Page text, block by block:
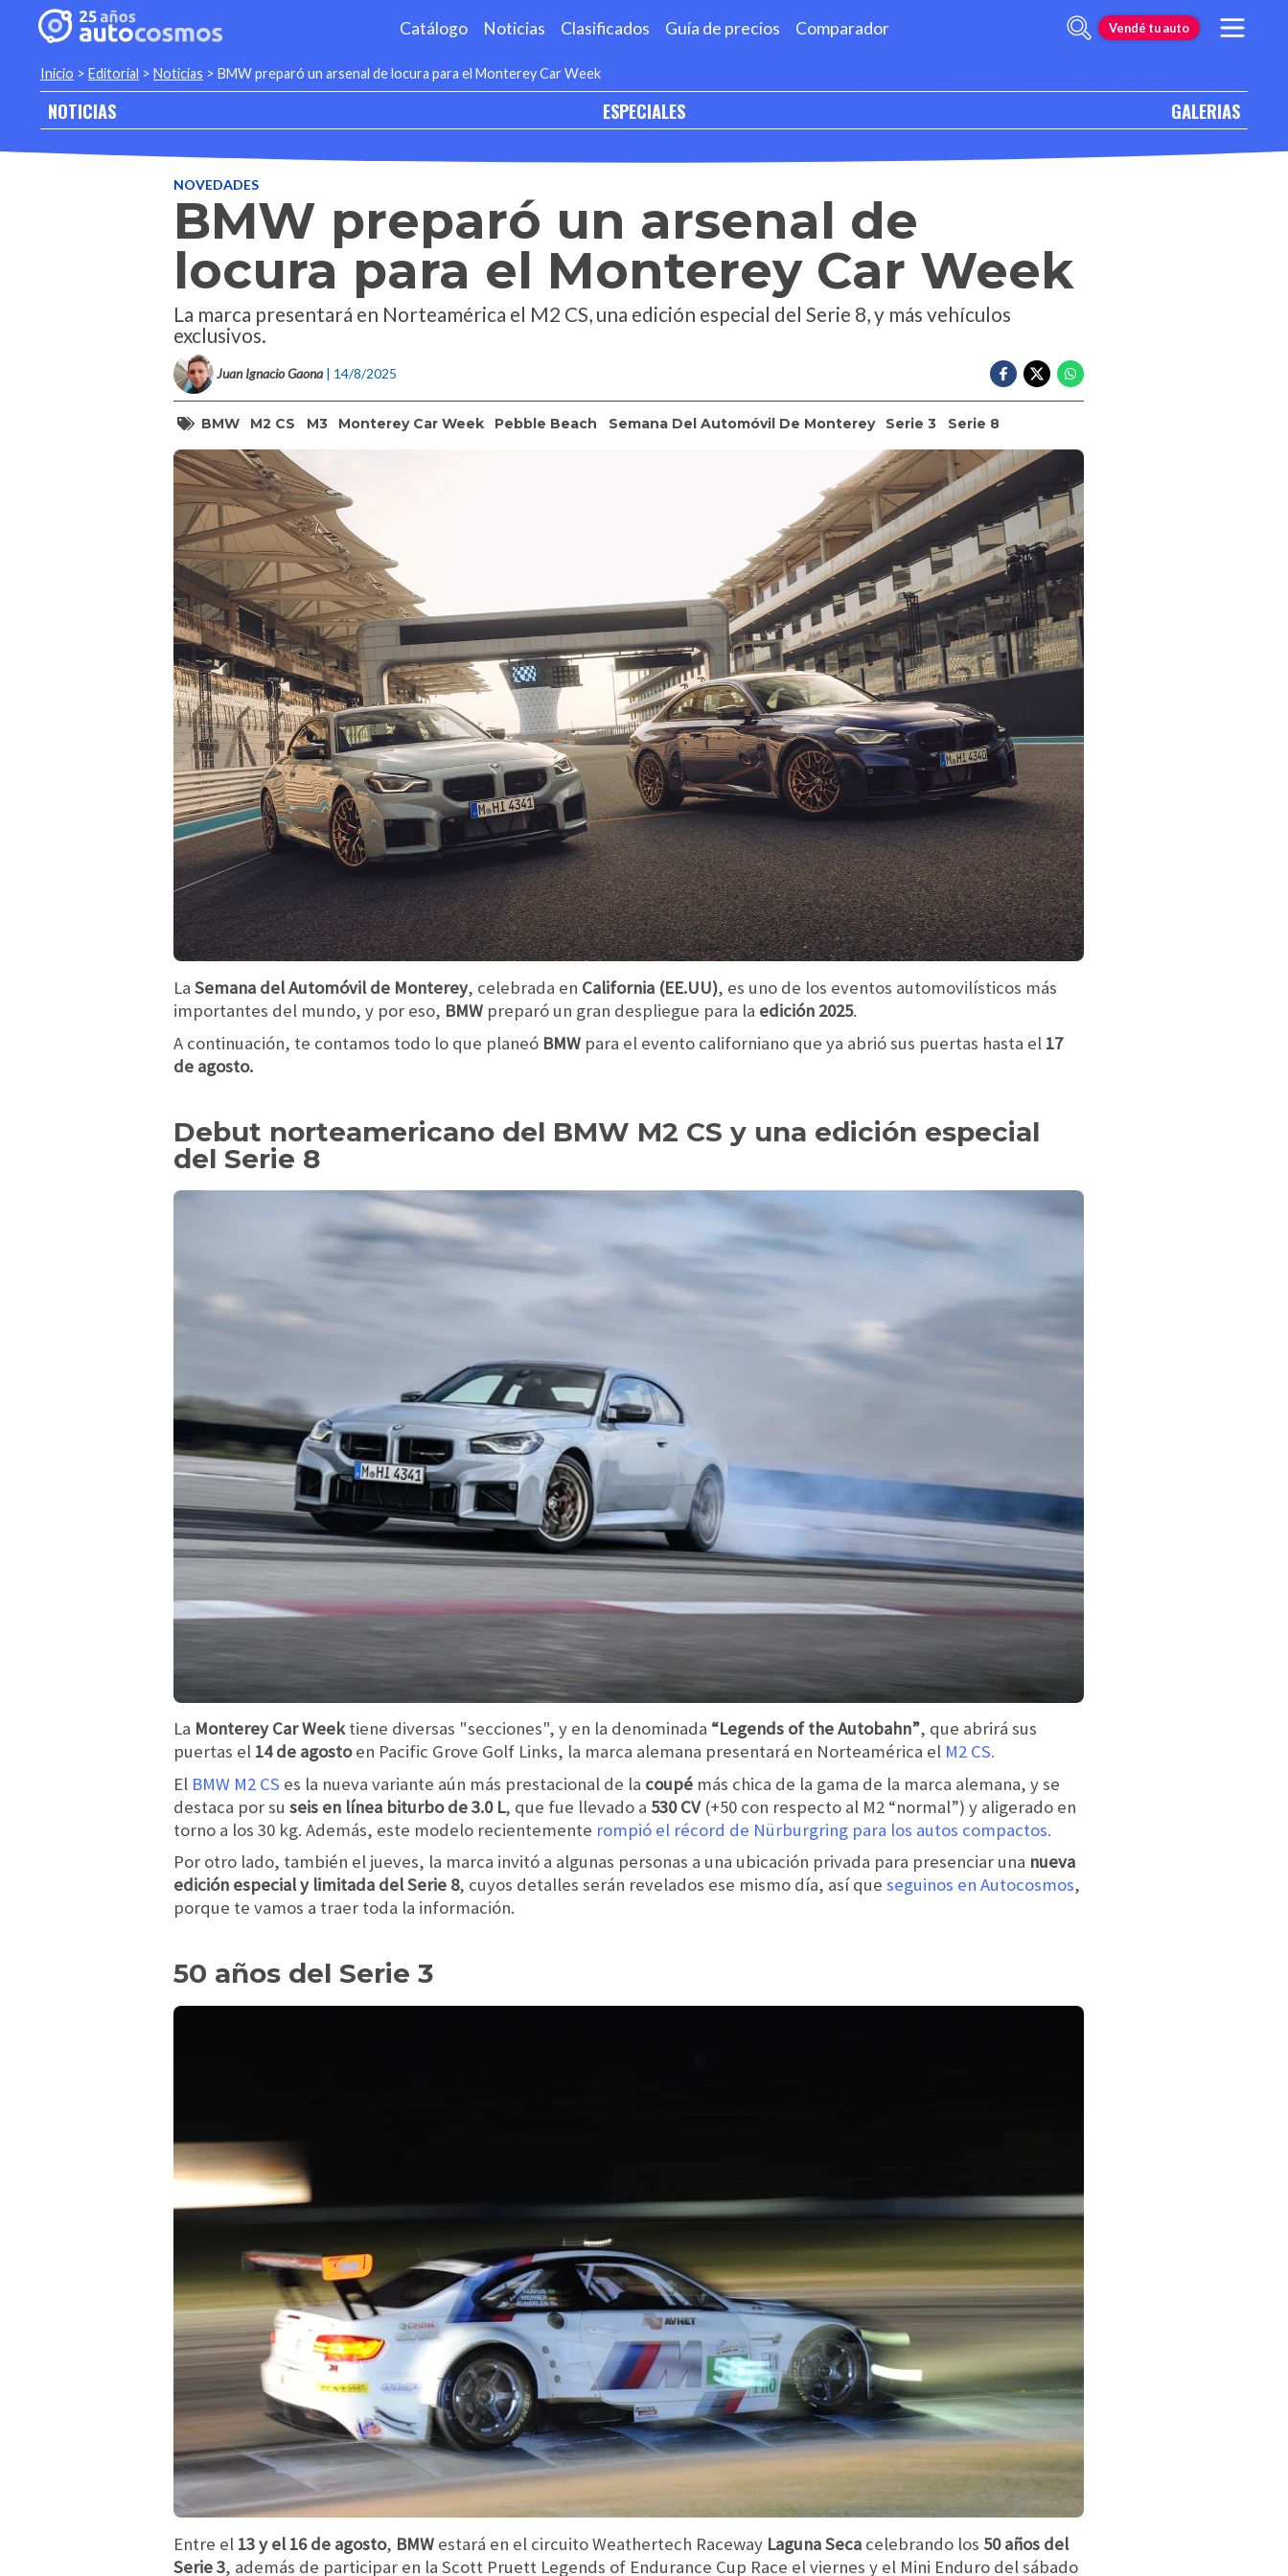
Catálogo Noticias Clasificados Guía de precios Comparador Vendé tu auto
Inicio > Editorial > Noticias > BMW preparó un arsenal de locura para el Monterey Car Week
NOTICIAS ESPECIALES GALERIAS
NOVEDADES
BMW preparó un arsenal de
locura para el Monterey Car Week
La marca presentará en Norteamérica el M2 CS, una edición especial del Serie 8, y más vehículos
exclusivos.
Juan Ignacio Gaona | 14/8/2025
BMW M2 CS M3 Monterey Car Week Pebble Beach Semana Del Automóvil De Monterey Serie 3 Serie 8
La Semana del Automóvil de Monterey, celebrada en California (EE.UU), es uno de los eventos automovilísticos más
importantes del mundo, y por eso, BMW preparó un gran despliegue para la edición 2025.
A continuación, te contamos todo lo que planeó BMW para el evento californiano que ya abrió sus puertas hasta el 17
de agosto.
Debut norteamericano del BMW M2 CS y una edición especial
del Serie 8
La Monterey Car Weektiene diversas "secciones", y en la denominada “Legends of the Autobahn”, que abrirá sus
puertas el 14 de agostoen Pacific Grove Golf Links, la marca alemana presentará en Norteamérica el M2 CS.
El BMW M2 CS es la nueva variante aún más prestacional de la coupé más chica de la gama de la marca alemana, y se
destaca por su seis en línea biturbo de 3.0 L, que fue llevado a 530 CV (+50 con respecto al M2 “normal”) y aligerado en
torno a los 30 kg. Además, este modelo recientemente rompió el récord de Nürburgring para los autos compactos.
Por otro lado, también el jueves, la marca invitó a algunas personas a una ubicación privada para presenciar una nueva
edición especial y limitada del Serie 8, cuyos detalles serán revelados ese mismo día, así que seguinos en Autocosmos,
porque te vamos a traer toda la información.
50 años del Serie 3
Entre el 13 y el 16 de agosto, BMW estará en el circuito Weathertech Raceway Laguna Seca celebrando los 50 años del
Serie 3, además de participar en la Scott Pruett Legends of Endurance Cup Race el viernes y el Mini Enduro del sábado